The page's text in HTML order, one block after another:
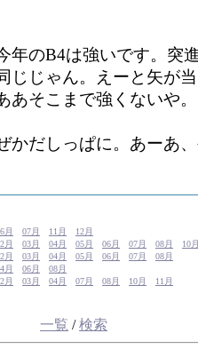
年のB4は強いです。突
じじゃん。えーと矢が
そこまで強くないや。
かだしっぱに。あーあ
月 07月 11月
12月
月 03月 04月 05月 06月 07月 08月
10
月 03月 04月 05月 06月 07月
08月
月 06月
08月
月 03月 04月 07月 08月 10月
11月
一覧 /検索